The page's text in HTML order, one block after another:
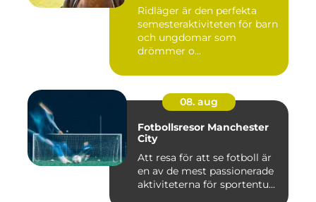
Ridläger är den perfekta
semesteraktiviteten för barn
och ungdomar som
drömmer o...
08. aug
Fotbollsresor Manchester
City
Att resa för att se fotboll är
en av de mest passionerade
aktiviteterna för sportentu...